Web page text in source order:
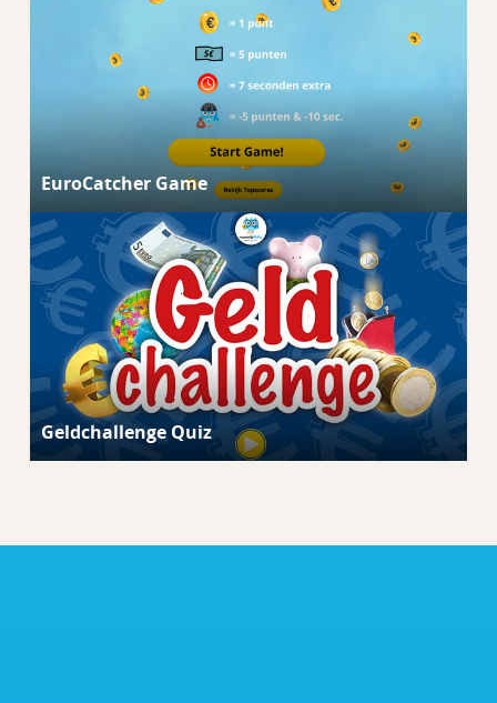
EuroCatcher Game
Geldchallenge Quiz